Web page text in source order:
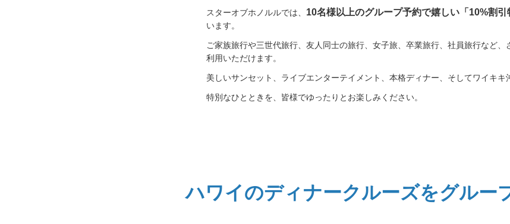
スターオブホノルルでは、 10名様以上のグループ予約で嬉しい「10%割引
います。
ご家族旅行や三世代旅行、友人同士の旅行、女子旅、卒業旅行、社員旅行など、
利用いただけます。
美しいサンセット、ライブエンターテイメント、本格ディナー、そしてワイキキ
特別なひとときを、皆様でゆったりとお楽しみください。
ハワイのディナークルーズをグルー